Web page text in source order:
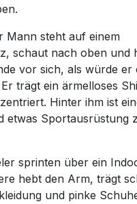
Mann steht auf einem
schaut nach oben und
vor sich, als würde er
trägt ein ärmelloses
Hinter ihm ist
etwas Sportausrüstung
sprinten über ein
hebt den Arm, trägt
und pinke